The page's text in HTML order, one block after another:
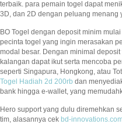
terbaik. para pemain togel dapat
3D, dan 2D dengan peluang menang
BO Togel dengan deposit minim
pecinta togel yang ingin merasakan
modal besar. Dengan minimal
kalangan dapat ikut serta mencoba
seperti Singapura, Hongkong, atau
Togel Hadiah 2d 200rb dan
bank hingga e-wallet, yang
Hero support yang dulu diremehkan
tim, alasannya cek bd-